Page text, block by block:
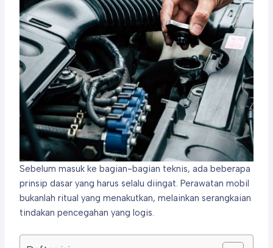
Sebelum masuk ke bagian-bagian teknis, ada beberapa
prinsip dasar yang harus selalu diingat. Perawatan mobil
bukanlah ritual yang menakutkan, melainkan serangkaian
tindakan pencegahan yang logis.